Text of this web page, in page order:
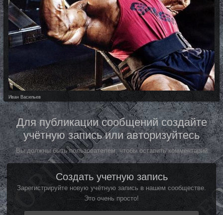
Иван Васильев
Для публикации сообщений создайте
учётную запись или авторизуйтесь
Вы должны быть пользователем, чтобы оставить комментарий
Создать учетную запись
Зарегистрируйте новую учётную запись в нашем сообществе.
Это очень просто!